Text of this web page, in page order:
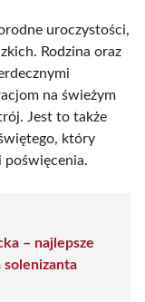
uroczystości,
Rodzina oraz
na świeżym
Jest to także
który
poświęcenia.
– najlepsze
solenizanta